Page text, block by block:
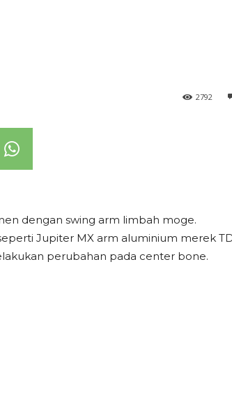
2792
dengan swing arm limbah moge.
Jupiter MX arm aluminium merek
perubahan pada center bone.